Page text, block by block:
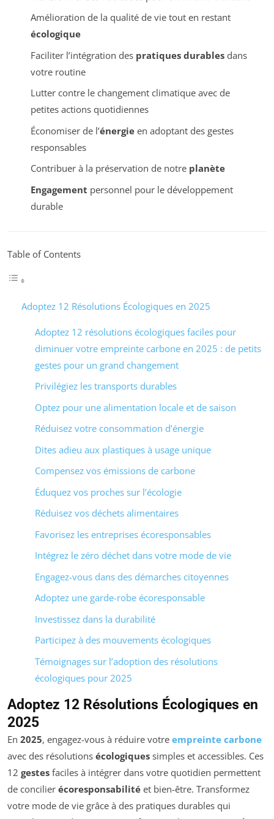
Amélioration de la qualité de vie tout en restant
écologique
Faciliter l’intégration des pratiques durablesdans
votre routine
Lutter contre le changement climatique avec de
petites actions quotidiennes
Économiser de l’énergieen adoptant des gestes
responsables
Contribuer à la préservation de notre planète
Engagement personnel pour le développement
durable
Table of Contents
Adoptez 12 Résolutions Écologiques en 2025
Adoptez 12 résolutions écologiques faciles pour
diminuer votre empreinte carbone en 2025 : de petits
gestes pour un grand changement
Privilégiez les transports durables
Optez pour une alimentation locale et de saison
Réduisez votre consommation d’énergie
Dites adieu aux plastiques à usage unique
Compensez vos émissions de carbone
Éduquez vos proches sur l’écologie
Réduisez vos déchets alimentaires
Favorisez les entreprises écoresponsables
Intégrez le zéro déchet dans votre mode de vie
Engagez-vous dans des démarches citoyennes
Adoptez une garde-robe écoresponsable
Investissez dans la durabilité
Participez à des mouvements écologiques
Témoignages sur l’adoption des résolutions
écologiques pour 2025
Adoptez 12 Résolutions Écologiques en
2025
En 2025, engagez-vous à réduire votre empreinte carbone
avec des résolutions écologiques simples et accessibles. Ces
12 gestes faciles à intégrer dans votre quotidien permettent
de concilier écoresponsabilité et bien-être. Transformez
votre mode de vie grâce à des pratiques durables qui